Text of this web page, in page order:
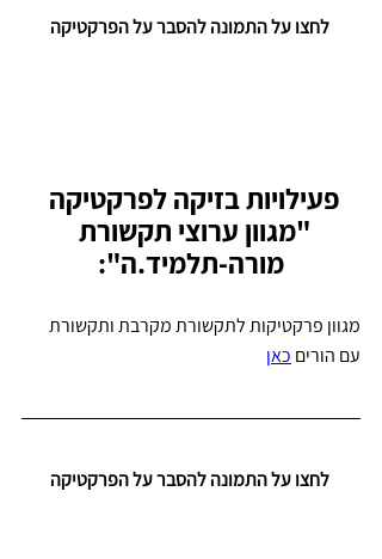
לחצו על התמונה להסבר על הפרקטיקה
פעילויות בזיקה לפרקטיקה
"מגוון ערוצי תקשורת
מורה-תלמיד.ה":
מגוון פרקטיקות לתקשורת מקרבת ותקשורת
עם הורים כאן
לחצו על התמונה להסבר על הפרקטיקה